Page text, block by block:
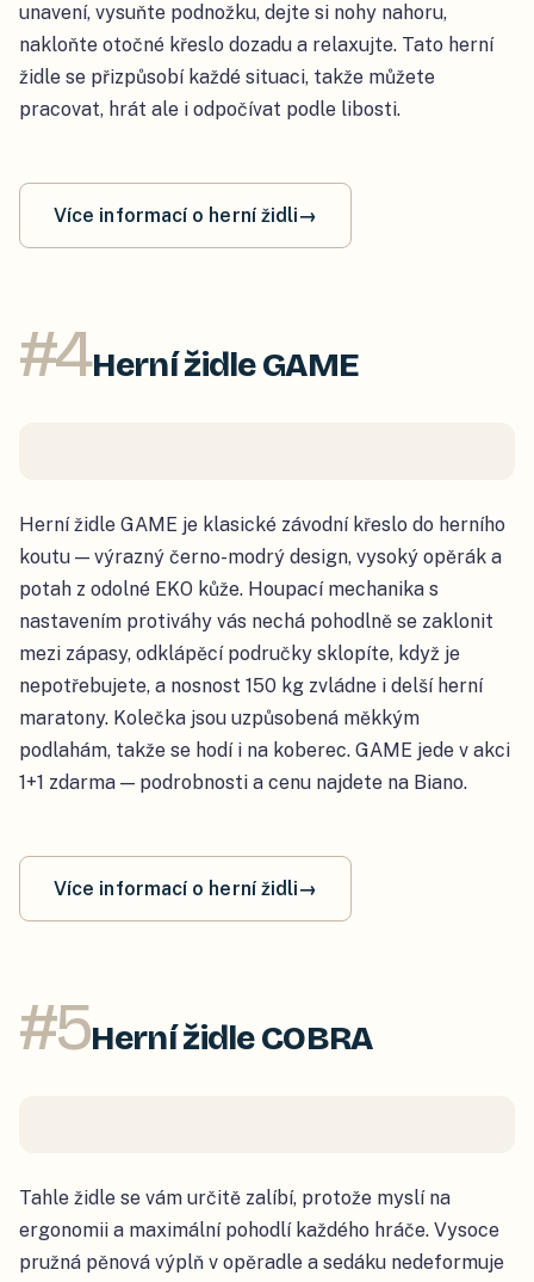
unavení, vysuňte podnožku, dejte si nohy nahoru,
nakloňte otočné křeslo dozadu a relaxujte. Tato herní
židle se přizpůsobí každé situaci, takže můžete
pracovat, hrát ale i odpočívat podle libosti.
Více informací o herní židli→
#4Herní židle GAME
Herní židle GAME je klasické závodní křeslo do herního
koutu — výrazný černo-modrý design, vysoký opěrák a
potah z odolné EKO kůže. Houpací mechanika s
nastavením protiváhy vás nechá pohodlně se zaklonit
mezi zápasy, odklápěcí područky sklopíte, když je
nepotřebujete, a nosnost 150 kg zvládne i delší herní
maratony. Kolečka jsou uzpůsobená měkkým
podlahám, takže se hodí i na koberec. GAME jede v akci
1+1 zdarma — podrobnosti a cenu najdete na Biano.
Více informací o herní židli→
#5Herní židle COBRA
Tahle židle se vám určitě zalíbí, protože myslí na
ergonomii a maximální pohodlí každého hráče. Vysoce
pružná pěnová výplň v opěradle a sedáku nedeformuje